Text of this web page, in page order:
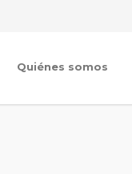
Quiénes somos